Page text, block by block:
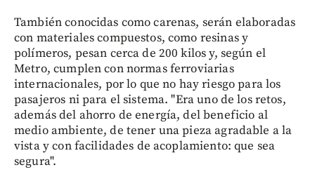
También conocidas como carenas, serán elaboradas
con materiales compuestos, como resinas y
polímeros, pesan cerca de 200 kilos y, según el
Metro, cumplen con normas ferroviarias
internacionales, por lo que no hay riesgo para los
pasajeros ni para el sistema. "Era uno de los retos,
además del ahorro de energía, del beneficio al
medio ambiente, de tener una pieza agradable a la
vista y con facilidades de acoplamiento: que sea
segura".